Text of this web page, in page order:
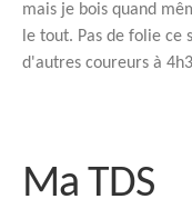
mais je bois quand
le tout. Pas de folie ce
d'autres coureurs à
Ma TDS